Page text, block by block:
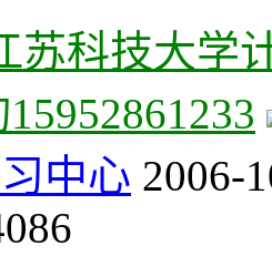
苏科技大学
中心 2006-